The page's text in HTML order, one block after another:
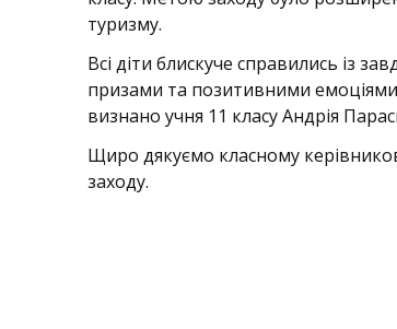
туризму.
Всі діти блискуче справились із
призами та позитивними
визнано учня 11 класу Андрія
Щиро дякуємо класному
заходу.